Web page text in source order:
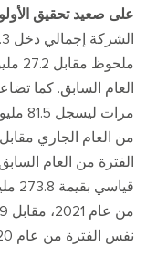
على صعيد تحقيق
الشركة إجمالي دخل
ملحوظ مقابل 27.2
العام السابق. كما
مرات ليسجل 81.5
من العام الجاري مقابل
الفترة من العام السابق
قياسي بقيمة 273.8
من عام 2021، مقابل
نفس الفترة من عام